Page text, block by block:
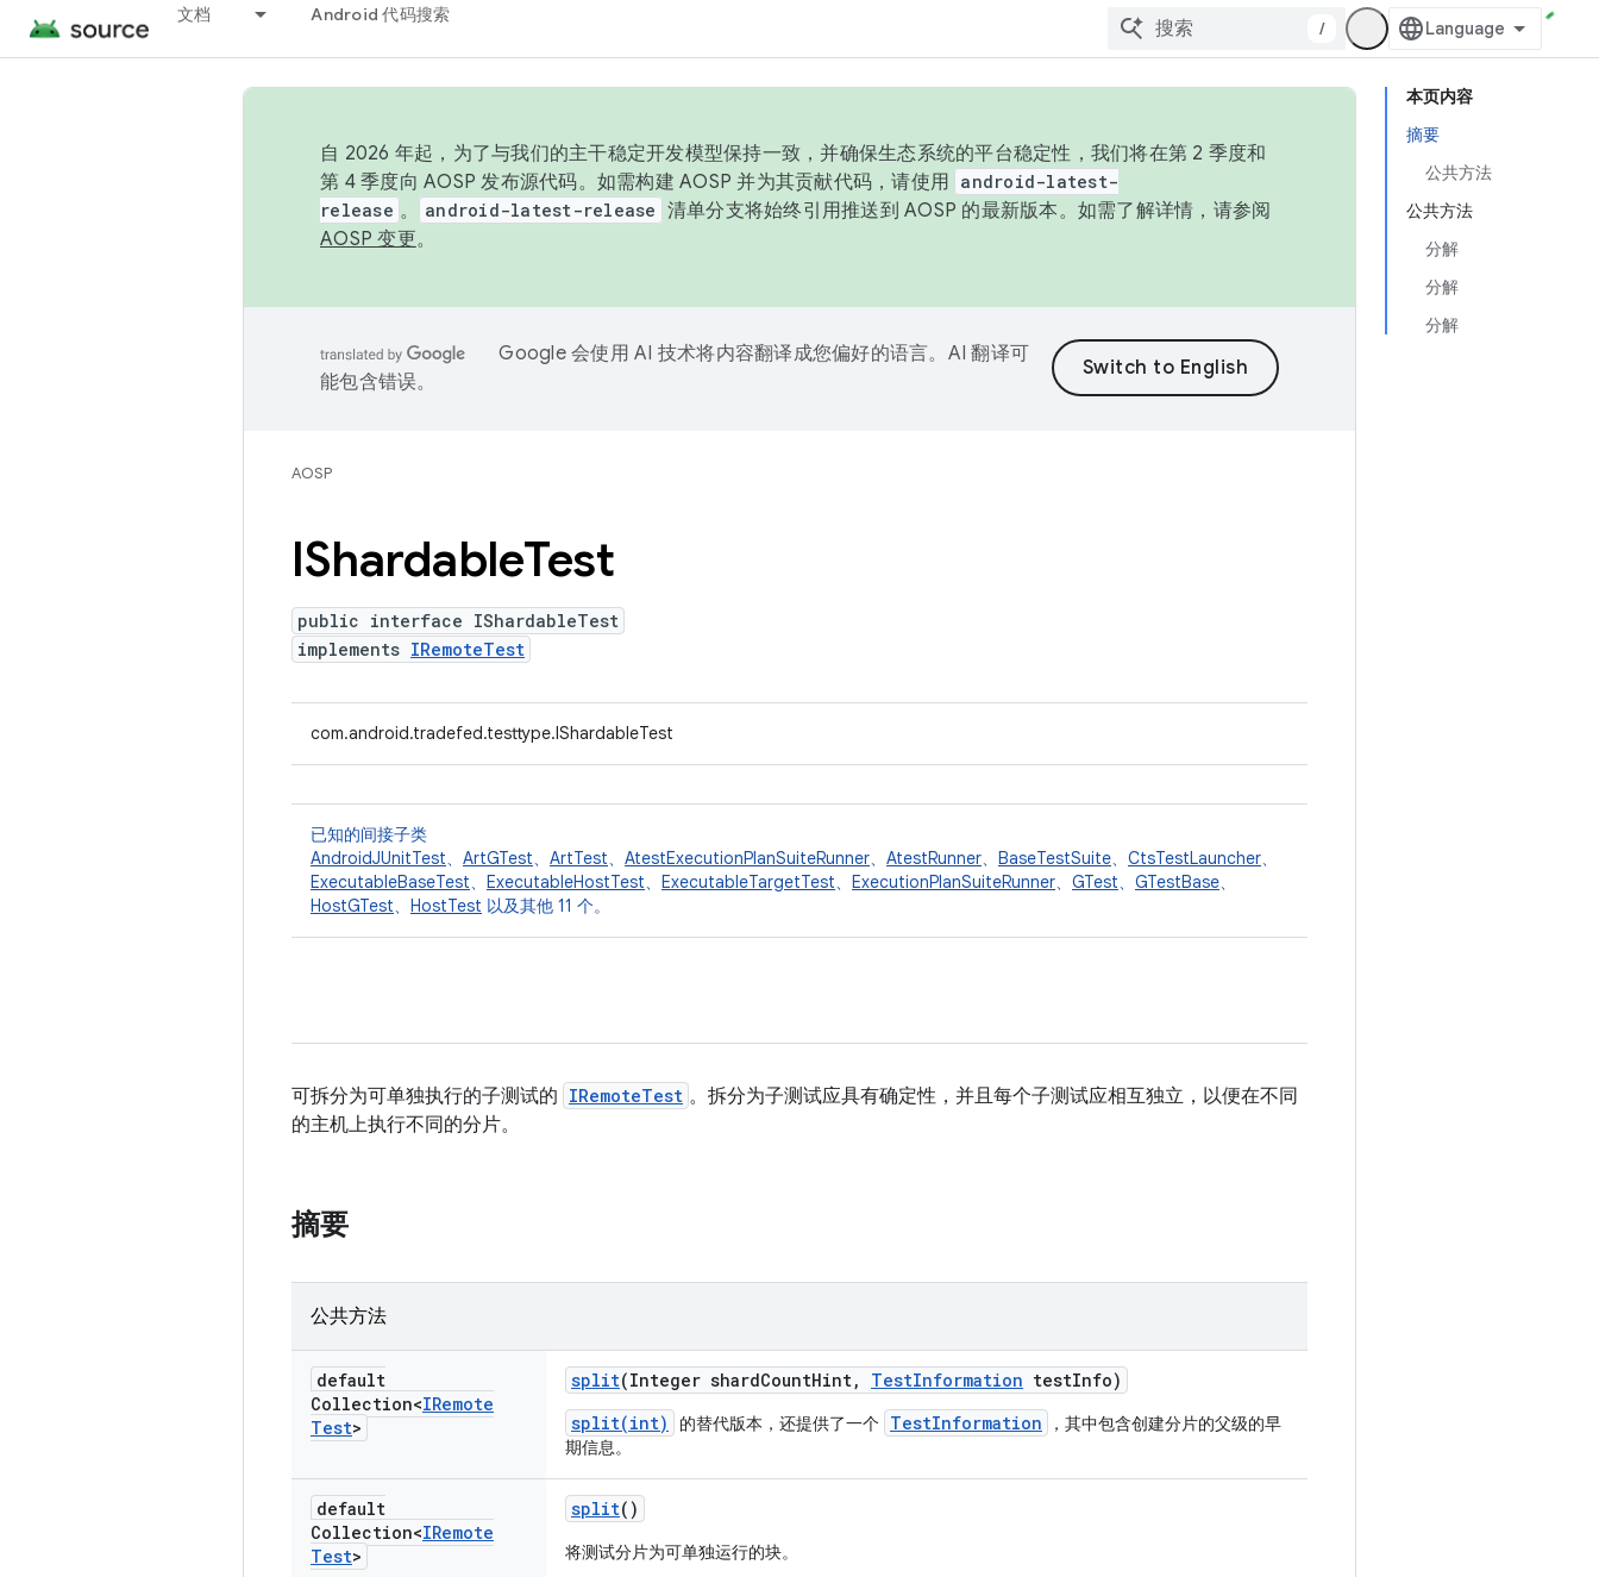
文档 Android 代码搜索
/
本页内容
摘要
公共方法
公共方法
分解
分解
分解
自 2026 年起，为了与我们的主干稳定开发模型保持一致，并确保生态系统的平台稳定性，我们将在第 2 季度和
第 4 季度向 AOSP 发布源代码。如需构建 AOSP 并为其贡献代码，请使用 android-latest-
release 。 android-latest-release 清单分支将始终引用推送到 AOSP 的最新版本。如需了解详情，请参阅
AOSP 变更。
Google 会使用 AI 技术将内容翻译成您偏好的语言。AI 翻译可
能包含错误。
AOSP
IShardableTest
public interface IShardableTest
implements IRemoteTest
com.android.tradefed.testtype.IShardableTest
已知的间接子类
AndroidJUnitTest、 ArtGTest、 ArtTest、 AtestExecutionPlanSuiteRunner、 AtestRunner、 BaseTestSuite、 CtsTestLauncher、
ExecutableBaseTest、 ExecutableHostTest、 ExecutableTargetTest、 ExecutionPlanSuiteRunner、 GTest、 GTestBase、
HostGTest、 HostTest 以及其他 11 个。
可拆分为可单独执行的子测试的 IRemoteTest 。拆分为子测试应具有确定性，并且每个子测试应相互独立，以便在不同
的主机上执行不同的分片。
摘要
公共方法
default
Collection<IRemote
Test>
split(Integer shardCountHint, TestInformation testInfo)
split(int)
的替代版本，还提供了一个 TestInformation
，其中包含创建分片的父级的早
期信息。
default
Collection<IRemote
Test>
split()
将测试分片为可单独运行的块。